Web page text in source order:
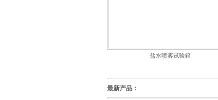
盐水喷雾试验箱
最新产品：